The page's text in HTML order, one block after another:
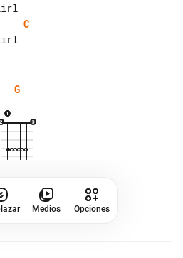
C
G
Medios Opciones